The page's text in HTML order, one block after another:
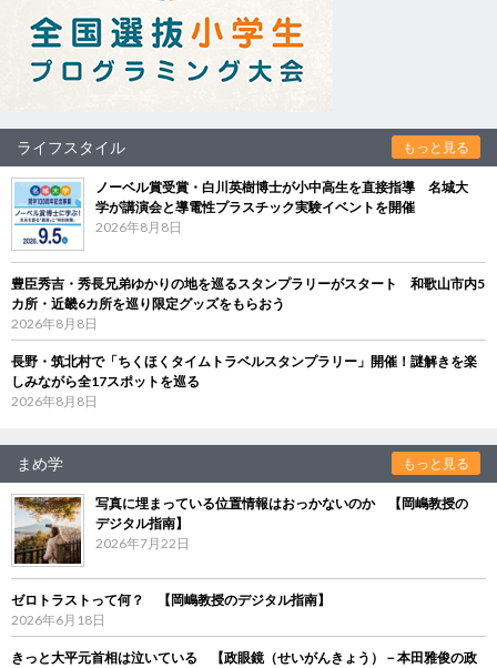
ライフスタイル もっと見る
ノーベル賞受賞・白川英樹博士が小中高生を直接指導 名城大
学が講演会と導電性プラスチック実験イベントを開催
2026年8月8日
豊臣秀吉・秀長兄弟ゆかりの地を巡るスタンプラリーがスタート 和歌山市内5
カ所・近畿6カ所を巡り限定グッズをもらおう
2026年8月8日
長野・筑北村で「ちくほくタイムトラベルスタンプラリー」開催！謎解きを楽
しみながら全17スポットを巡る
2026年8月8日
まめ学 もっと見る
写真に埋まっている位置情報はおっかないのか 【岡嶋教授の
デジタル指南】
2026年7月22日
ゼロトラストって何？ 【岡嶋教授のデジタル指南】
2026年6月18日
きっと大平元首相は泣いている 【政眼鏡（せいがんきょう）－本田雅俊の政